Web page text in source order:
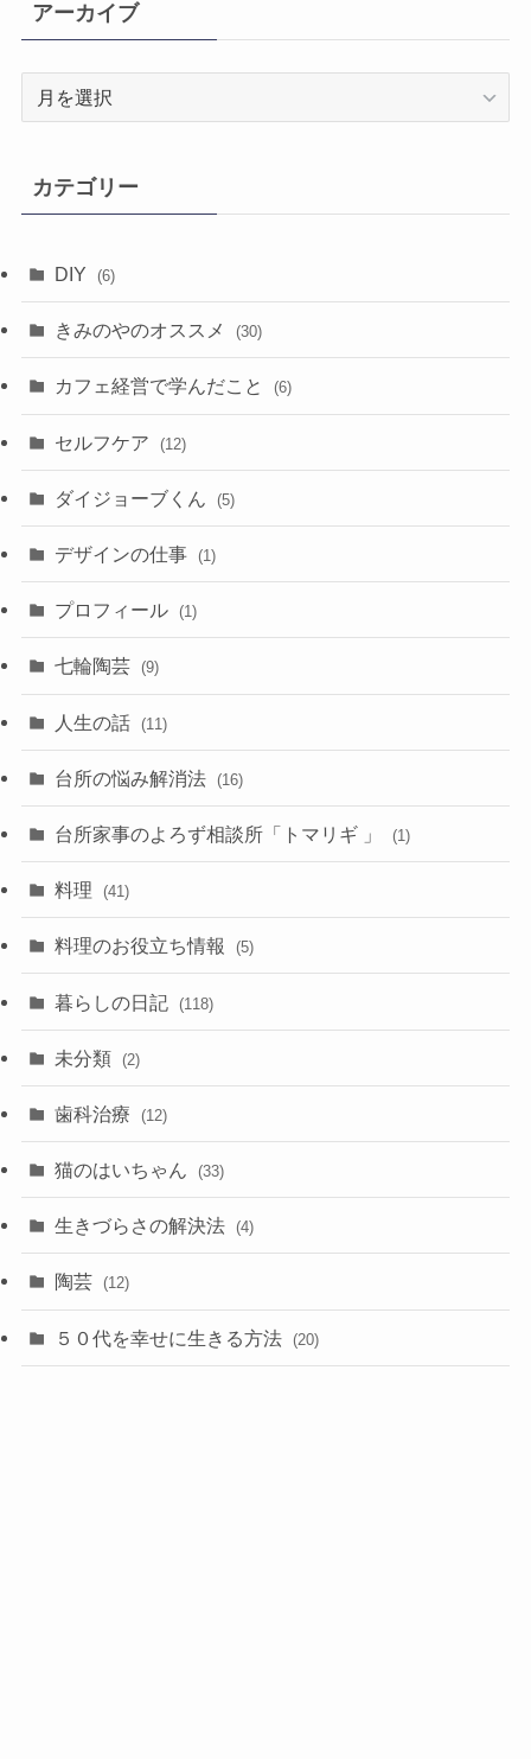
アーカイブ
ブ
カテゴリー
DIY (6)
きみのやのオススメ (30)
カフェ経営で学んだこと (6)
セルフケア (12)
ダイジョーブくん (5)
デザインの仕事 (1)
プロフィール (1)
七輪陶芸 (9)
人生の話 (11)
台所の悩み解消法 (16)
台所家事のよろず相談所「トマリギ 」 (1)
料理 (41)
料理のお役立ち情報 (5)
暮らしの日記 (118)
未分類 (2)
歯科治療 (12)
猫のはいちゃん (33)
生きづらさの解決法 (4)
陶芸 (12)
５０代を幸せに生きる方法 (20)